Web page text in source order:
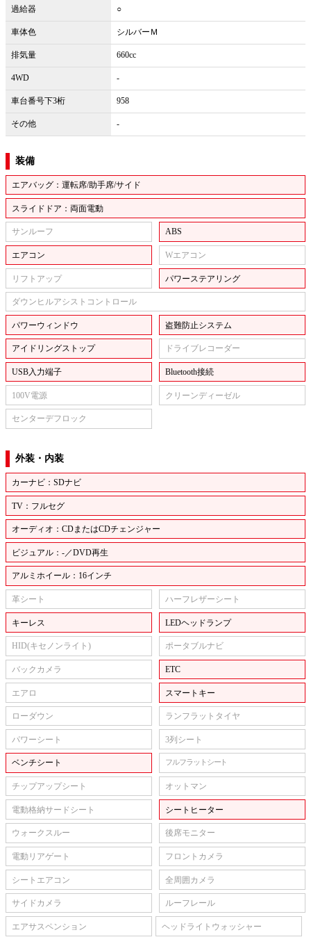
過給器 ○
車体色 シルバーＭ
排気量 660cc
4WD -
車台番号下3桁 958
その他 -
装備
エアバッグ：運転席/助手席/サイド
スライドドア：両面電動
サンルーフ ABS
エアコン Wエアコン
リフトアップ パワーステアリング
ダウンヒルアシストコントロール
パワーウィンドウ 盗難防止システム
アイドリングストップ ドライブレコーダー
USB入力端子 Bluetooth接続
100V電源 クリーンディーゼル
センターデフロック
外装・内装
カーナビ：SDナビ
TV：フルセグ
オーディオ：CDまたはCDチェンジャー
ビジュアル：-／DVD再生
アルミホイール：16インチ
革シート ハーフレザーシート
キーレス LEDヘッドランプ
HID(キセノンライト) ポータブルナビ
バックカメラ ETC
エアロ スマートキー
ローダウン ランフラットタイヤ
パワーシート 3列シート
ベンチシート フルフラットシート
チップアップシート オットマン
電動格納サードシート シートヒーター
ウォークスルー 後席モニター
電動リアゲート フロントカメラ
シートエアコン 全周囲カメラ
サイドカメラ ルーフレール
エアサスペンション ヘッドライトウォッシャー